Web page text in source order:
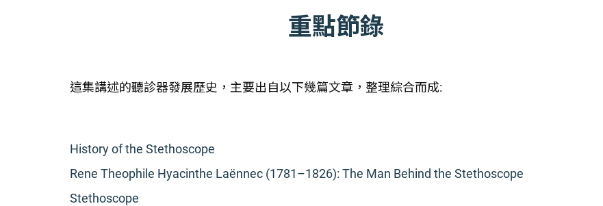
重點節錄
這集講述的聽診器發展歷史，主要出自以下幾篇文章，整理綜合而成:
History of the Stethoscope
Rene Theophile Hyacinthe Laënnec (1781–1826): The Man Behind the Stethoscope
Stethoscope